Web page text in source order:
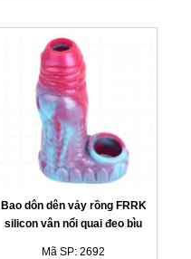
Bao dôn dên vảy rồng FRRK
silicon vân nổi quai đeo bìu
Mã SP: 2692